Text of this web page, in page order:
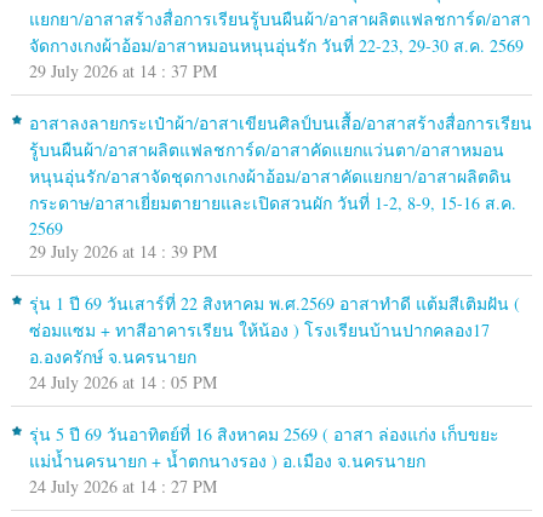
แยกยา/อาสาสร้างสื่อการเรียนรู้บนผืนผ้า/อาสาผลิตแฟลชการ์ด/อาสา
จัดกางเกงผ้าอ้อม/อาสาหมอนหนุนอุ่นรัก วันที่ 22-23, 29-30 ส.ค. 2569
29 July 2026 at 14 : 37 PM
อาสาลงลายกระเป๋าผ้า/อาสาเขียนศิลป์บนเสื้อ/อาสาสร้างสื่อการเรียน
รู้บนผืนผ้า/อาสาผลิตแฟลชการ์ด/อาสาคัดแยกแว่นตา/อาสาหมอน
หนุนอุ่นรัก/อาสาจัดชุดกางเกงผ้าอ้อม/อาสาคัดแยกยา/อาสาผลิตดิน
กระดาษ/อาสาเยี่ยมตายายและเปิดสวนผัก วันที่ 1-2, 8-9, 15-16 ส.ค.
2569
29 July 2026 at 14 : 39 PM
รุ่น 1 ปี 69 วันเสาร์ที่ 22 สิงหาคม พ.ศ.2569 อาสาทำดี แต้มสีเติมฝัน (
ซ่อมแซม + ทาสีอาคารเรียน ให้น้อง ) โรงเรียนบ้านปากคลอง17
อ.องครักษ์ จ.นครนายก
24 July 2026 at 14 : 05 PM
รุ่น 5 ปี 69 วันอาทิตย์ที่ 16 สิงหาคม 2569 ( อาสา ล่องแก่ง เก็บขยะ
แม่น้ำนครนายก + น้ำตกนางรอง ) อ.เมือง จ.นครนายก
24 July 2026 at 14 : 27 PM